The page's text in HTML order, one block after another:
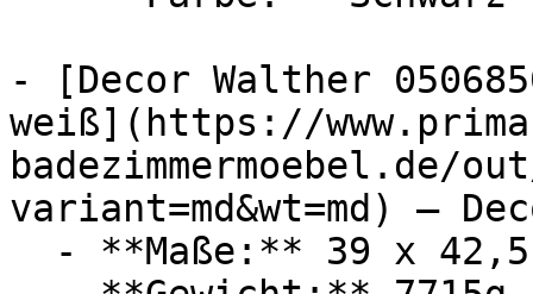
- [Decor Walther
weiß](https://
badezimmermoebel.de/
variant=md&wt=md) —